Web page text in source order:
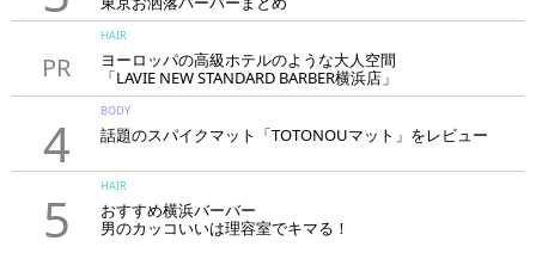
PR
HAIR
ヨーロッパの高級ホテルのような大人空間
「LAVIE NEW STANDARD BARBER横浜店」
4
BODY
話題のスパイクマット「TOTONOUマット」をレビュー
5
HAIR
おすすめ横浜バーバー
男のカッコいいは理容室でキマる！